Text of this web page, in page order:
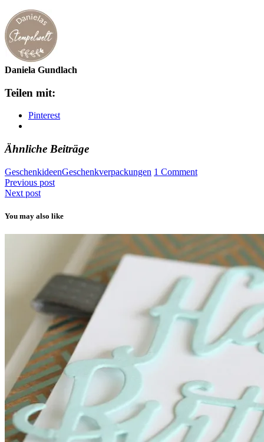
Daniela Gundlach
Teilen mit:
Pinterest
Ähnliche Beiträge
GeschenkideenGeschenkverpackungen 1 Comment
Previous post
Next post
You may also like